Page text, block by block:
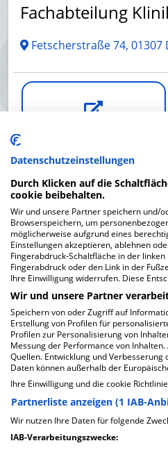
Fachabteilung
Fetscherstraße 74, 01307
Herzlich
Universitätsklinikum Carl
an der Technischen
des öffentlichen Rechts des
in der Fetscherstraße 74 ist
Krankenhaus in Dresden. Mit
1.410 Betten werden in den
Fachabteilungen pro Jahr
medizinische Fälle behandelt
Weiterlesen
Besuchszeiten
Datenschutzeinstellungen
Durch Klicken auf die
cookie beibehalten.
Wir und unsere Partner speichern und/
Browserspeichern, um
möglicherweise aufgrund eines
Einstellungen akzeptieren, ablehnen
Fingerabdruck-Schaltfläche in der
Fingerabdruck oder den Link in der
Ihre Einwilligung widerrufen. Diese
Wir und unsere Partner
Speichern von oder Zugriff auf
Erstellung von Profilen für
Profilen zur Personalisierung von
Messung der Performance von
Quellen. Entwicklung und
Daten können außerhalb der
Ihre Einwilligung und die cookie
Partnerliste anzeigen (1 IAB-
Wir nutzen Ihre Daten für folgende
IAB-Verarbeitungszwecke: